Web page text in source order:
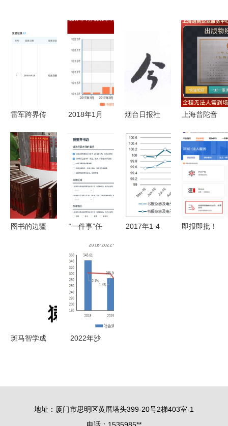
雷军跨界传
山有意进军
餐饮业与电
子出版零售
2018年1月
出版物价格
同比上涨
2.3% 市场
趋势与消费
洞察
烟台日报社
查”协助图
书出版的背
后逻辑
上海普陀音
刊零售业务
设立的必备
条件解析
图书的边疆
“一件事”任
打造政务服
务“一件事
一次办”升
级版惠及电
子出版物零
2017年1-4
即报即批！
斑马智学成
2022年沙
地址：厦门市思明区黄厝塔头399-20号2梯403室-1